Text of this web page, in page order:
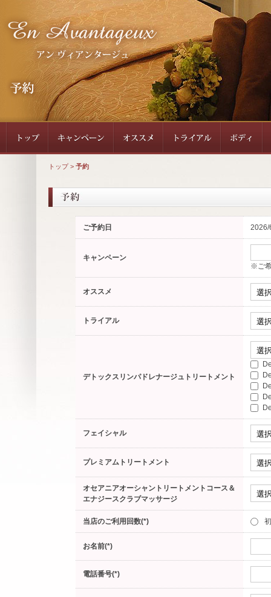
トップ> 予約
ご予約日 2026/
キャンペーン
※ご
オススメ
トライアル
デトックスリンパドレナージュトリートメント
フェイシャル
プレミアムトリートメント
オセアニアオーシャントリートメントコース＆
エナジースクラブマッサージ
当店のご利用回数(*)
お名前(*)
電話番号(*)